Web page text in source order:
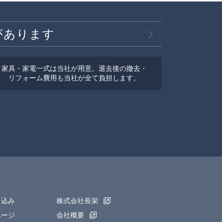
ります
家具・家電一式は当社が用意。退去後の撤去・
リフォーム費用も当社が全て負担します。
み
ジ
株式会社長栄
会社概要